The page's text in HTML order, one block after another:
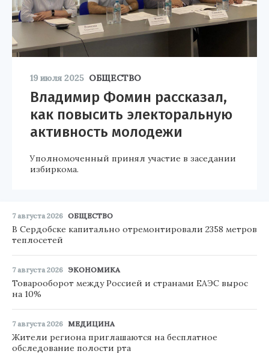
19 июля 2025 ОБЩЕСТВО
Владимир Фомин рассказал,
как повысить электоральную
активность молодежи
Уполномоченный принял участие в заседании
избиркома.
7 августа 2026 ОБЩЕСТВО
В Сердобске капитально отремонтировали 2358 метров
теплосетей
7 августа 2026 ЭКОНОМИКА
Товарооборот между Россией и странами ЕАЭС вырос
на 10%
7 августа 2026 МЕДИЦИНА
Жители региона приглашаются на бесплатное
обследование полости рта